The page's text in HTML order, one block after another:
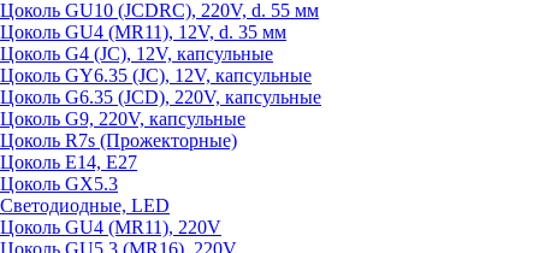
Цоколь GU10 (JCDRC), 220V, d. 55 мм
Цоколь GU4 (MR11), 12V, d. 35 мм
Цоколь G4 (JC), 12V, капсульные
Цоколь GY6.35 (JC), 12V, капсульные
Цоколь G6.35 (JCD), 220V, капсульные
Цоколь G9, 220V, капсульные
Цоколь R7s (Прожекторные)
Цоколь E14, E27
Цоколь GX5.3
Светодиодные, LED
Цоколь GU4 (MR11), 220V
Цоколь GU5.3 (MR16), 220V